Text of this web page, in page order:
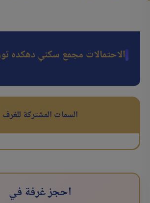
الاحتمالات مجمع سكني دهکده
السمات المشتركة للغرف
احجز غرفة في